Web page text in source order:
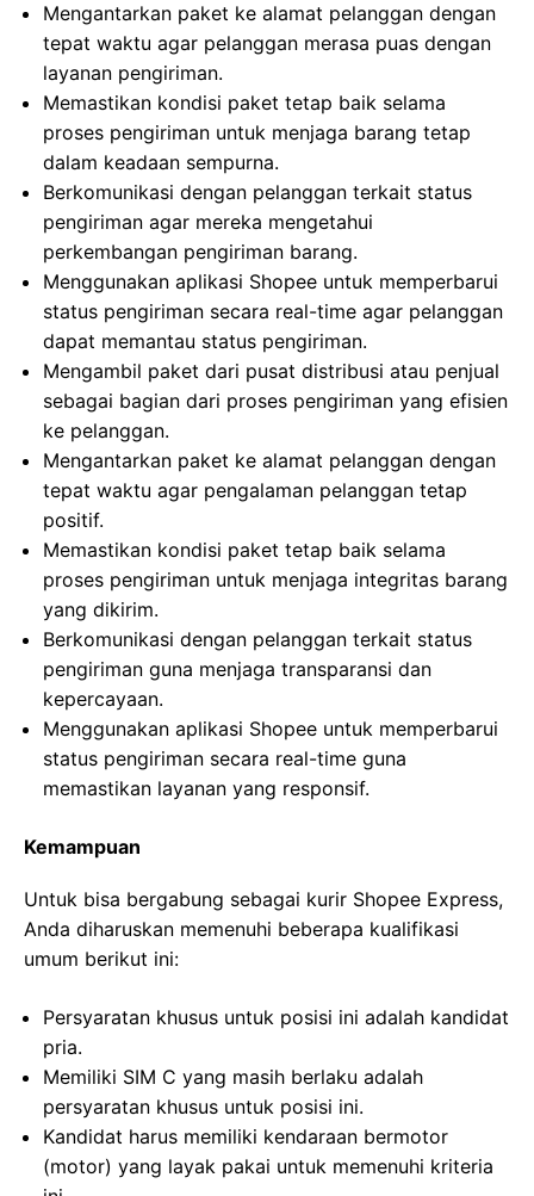
Mengantarkan paket ke alamat pelanggan dengan
tepat waktu agar pelanggan merasa puas dengan
layanan pengiriman.
Memastikan kondisi paket tetap baik selama
proses pengiriman untuk menjaga barang tetap
dalam keadaan sempurna.
Berkomunikasi dengan pelanggan terkait status
pengiriman agar mereka mengetahui
perkembangan pengiriman barang.
Menggunakan aplikasi Shopee untuk memperbarui
status pengiriman secara real-time agar pelanggan
dapat memantau status pengiriman.
Mengambil paket dari pusat distribusi atau penjual
sebagai bagian dari proses pengiriman yang efisien
ke pelanggan.
Mengantarkan paket ke alamat pelanggan dengan
tepat waktu agar pengalaman pelanggan tetap
positif.
Memastikan kondisi paket tetap baik selama
proses pengiriman untuk menjaga integritas barang
yang dikirim.
Berkomunikasi dengan pelanggan terkait status
pengiriman guna menjaga transparansi dan
kepercayaan.
Menggunakan aplikasi Shopee untuk memperbarui
status pengiriman secara real-time guna
memastikan layanan yang responsif.
Kemampuan
Untuk bisa bergabung sebagai kurir Shopee Express,
Anda diharuskan memenuhi beberapa kualifikasi
umum berikut ini:
Persyaratan khusus untuk posisi ini adalah kandidat
pria.
Memiliki SIM C yang masih berlaku adalah
persyaratan khusus untuk posisi ini.
Kandidat harus memiliki kendaraan bermotor
(motor) yang layak pakai untuk memenuhi kriteria